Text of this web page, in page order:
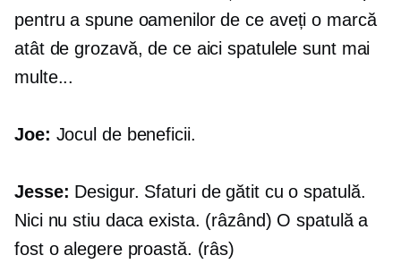
pentru a spune oamenilor de ce aveți o marcă
atât de grozavă, de ce aici spatulele sunt mai
multe...
Joe: Jocul de beneficii.
Jesse: Desigur. Sfaturi de gătit cu o spatulă.
Nici nu stiu daca exista. (râzând) O spatulă a
fost o alegere proastă. (râs)